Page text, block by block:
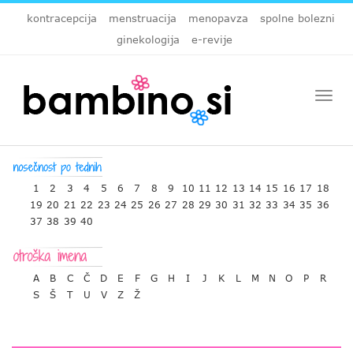
kontracepcija menstruacija menopavza
spolne bolezni
ginekologija
e-revije
1 2 3 4 5 6 7 8 9 10 11 12 13 14 15 16 17 18
19 20 21 22 23 24 25 26 27 28 29 30 31 32 33 34 35 36
37 38 39 40
A B C Č D E F G H I J K L M N O P
R
S
Š T U V Z Ž